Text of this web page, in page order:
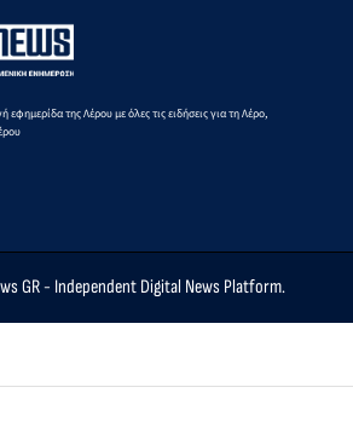
της Λέρου με όλες τις ειδήσεις για τη Λέρο,
GR- Independent Digital News Platform.